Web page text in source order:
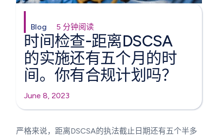
Blog 5 分钟阅读
时间检查-距离DSCSA
的实施还有五个月的时
间。你有合规计划吗？
June 8, 2023
严格来说，距离DSCSA的执法截止日期还有五个半多